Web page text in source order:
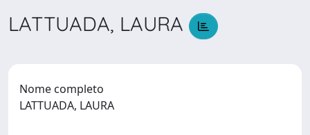
LATTUADA, LAURA
Nome completo
LATTUADA, LAURA